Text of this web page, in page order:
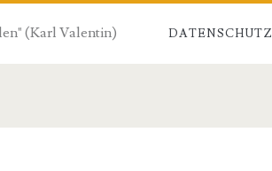
(Karl Valentin) DATENSCHUTZ